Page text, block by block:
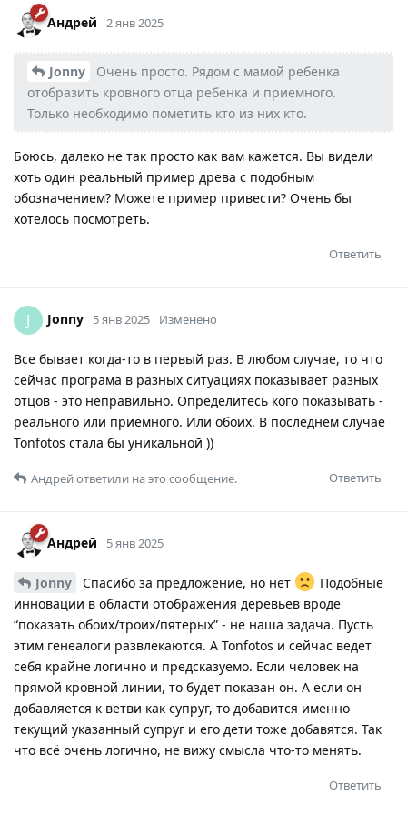
Андрей 2 янв 2025
Jonny
Очень просто. Рядом с мамой ребенка
отобразить кровного отца ребенка и приемного.
Только необходимо пометить кто из них кто.
Боюсь, далеко не так просто как вам кажется. Вы видели
хоть один реальный пример древа с подобным
обозначением? Можете пример привести? Очень бы
хотелось посмотреть.
Ответить
J Jonny 5 янв 2025 Изменено
Все бывает когда-то в первый раз. В любом случае, то что
сейчас програма в разных ситуациях показывает разных
отцов - это неправильно. Определитесь кого показывать -
реального или приемного. Или обоих. В последнем случае
Tonfotos стала бы уникальной ))
Ответить
Андрейответили на это сообщение.
Андрей 5 янв 2025
Jonny Спасибо за предложение, но нет
Подобные
инновации в области отображения деревьев вроде
“показать обоих/троих/пятерых” - не наша задача. Пусть
этим генеалоги развлекаются. А Tonfotos и сейчас ведет
себя крайне логично и предсказуемо. Если человек на
прямой кровной линии, то будет показан он. А если он
добавляется к ветви как супруг, то добавится именно
текущий указанный супруг и его дети тоже добавятся. Так
что всё очень логично, не вижу смысла что-то менять.
Ответить